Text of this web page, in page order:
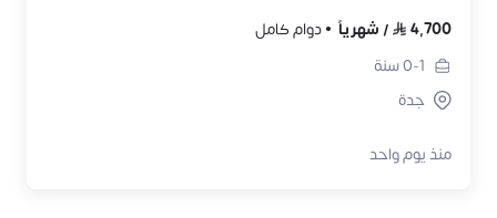
4,700
/ شهرياً
دوام كامل
0-1سنة
جدة
منذ يوم واحد